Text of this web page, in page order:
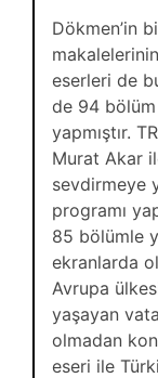
Dökmen’in
eserleri de
de 94 bölüm
yapmıştır.
Murat Akar
sevdirmeye
programı
85 bölümle
ekranlarda
Avrupa
yaşayan
olmadan
eseri ile